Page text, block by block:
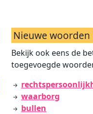
Nieuwe woorden
Bekijk ook eens de
toegevoegde
waarborg
bullen